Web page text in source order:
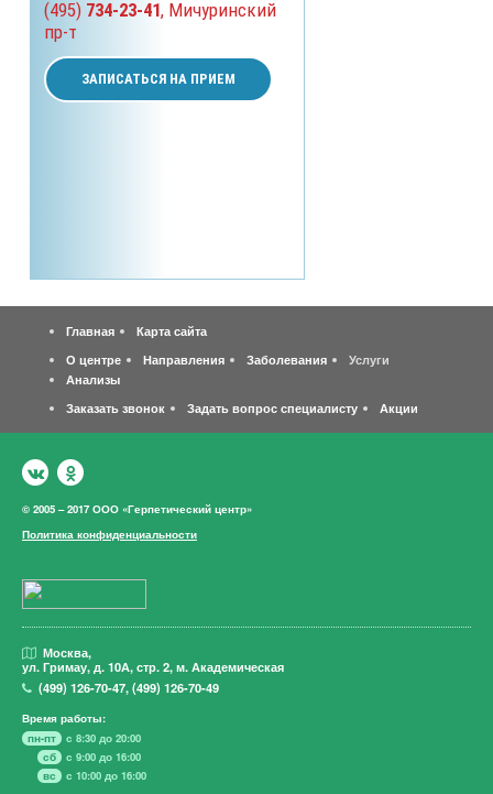
(495) 734-23-41, Мичуринский
пр-т
ЗАПИСАТЬСЯ НА ПРИЕМ
Главная
Карта сайта
О центре
Направления Заболевания
Услуги
Анализы
Заказать звонок
Задать вопрос специалисту Акции
© 2005 – 2017 ООО «Герпетический центр»
Политика конфиденциальности
Москва,
ул. Гримау, д. 10А, стр. 2, м. Академическая
(499)126-70-47,(499)126-70-49
Время работы:
пн-пт
с 8:30 до 20:00
сб
с 9:00 до 16:00
вс
с 10:00 до 16:00